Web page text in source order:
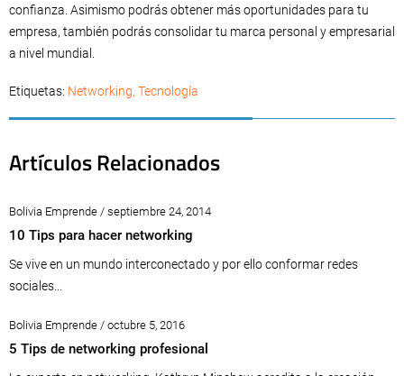
confianza. Asimismo podrás obtener más oportunidades para tu
empresa, también podrás consolidar tu marca personal y empresarial
a nivel mundial.
Etiquetas: Networking, Tecnología
Artículos Relacionados
Bolivia Emprende / septiembre 24, 2014
10 Tips para hacer networking
Se vive en un mundo interconectado y por ello conformar redes
sociales...
Bolivia Emprende / octubre 5, 2016
5 Tips de networking profesional